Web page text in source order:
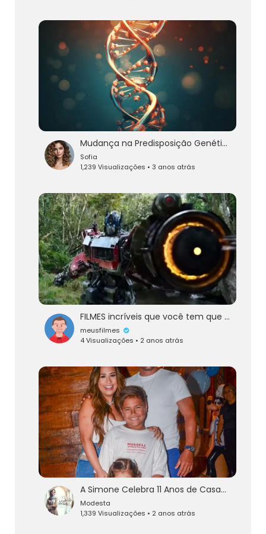
Mudança na Predisposição Genética de Doenças
Sofia
1,239 Visualizações • 3 anos atrás
FILMES incríveis que você tem que ASSISTIR antes de MORRER! #filmes
meusfilmes
4 Visualizações • 2 anos atrás
A Simone Celebra 11 Anos de Casamento com Kaká
Modesta
1,339 Visualizações • 2 anos atrás